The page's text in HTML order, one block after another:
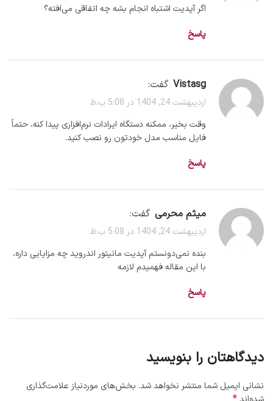
اگر آپدیت اشتباه انجام بشه چه اتفاقی می‌افته؟
پاسخ
vistasg گفت:
اردیبهشت 24, 1404 در 5:08 ب.ظ
وقت بخیر، ممکنه دستگاه ایرادات نرم‌افزاری پیدا کنه، حتماً
فایل مناسب مدل خودتون رو نصب کنید.
پاسخ
میثم محرمی گفت:
اردیبهشت 24, 1404 در 5:08 ب.ظ
بنده نمی‌دونستم آپدیت مانیتور اندروید چه مزایایی داره،
با این مقاله فهمیدم لازمه
پاسخ
دیدگاهتان را بنویسید
نشانی ایمیل شما منتشر نخواهد شد. بخش‌های موردنیاز علامت‌گذاری